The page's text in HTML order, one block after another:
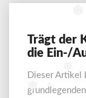
❅
❅ ❅
Trägt
der
bei
einem
Trägt der
die Ein-/
Dieser Artikel